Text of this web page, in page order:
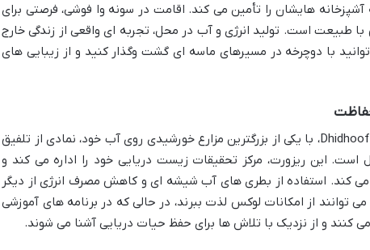
آشپزخانه هایشان را تأمین می کند. اقامت در سونه وا فوشی، فرصتی برای
طبیعت است. تولید انرژی و آب در محل، تجربه ای واقعی از زندگی خارج
با دوچرخه در مسیرهای ماسه ای گشت وگذار کنید و از زیبایی های
LUX* South Ari Atoll، واقع در جزیره Dhidhoofinolhu، با یکی از بزرگترین مزارع خورشیدی روی آب خود، نمادی از تلفیق
است. این ریزورت، مرکز تحقیقات زیست دریایی خود را اداره می کند و
می کند. استفاده از بطری های آب شیشه ای و کاهش مصرف انرژی از دیگر
توانند از امکانات لوکس لذت ببرند، در حالی که در برنامه های آموزشی
و از نزدیک با تلاش ها برای حفظ حیات دریایی آشنا می شوند.